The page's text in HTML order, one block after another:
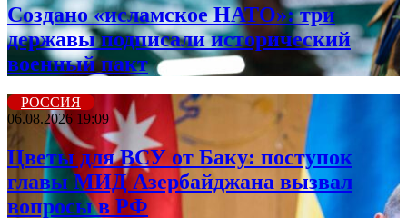
Создано «исламское НАТО»: три
державы подписали исторический
военный пакт
РОССИЯ
06.08.2026 19:09
Цветы для ВСУ от Баку: поступок
главы МИД Азербайджана вызвал
вопросы в РФ